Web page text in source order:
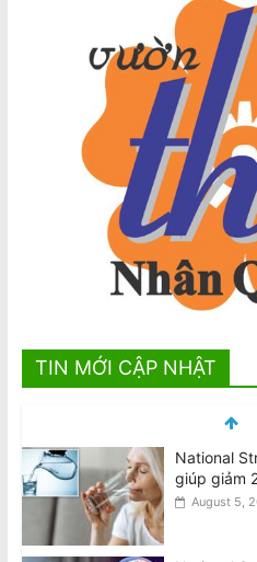
TIN MỚI CẬP NHẬT
National
với tốc độ
nguyên